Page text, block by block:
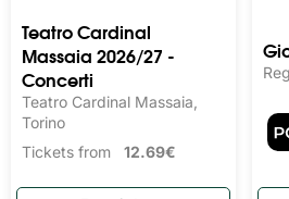
Teatro Cardinal
Massaia 2026/27 -
Concerti
Teatro Cardinal Massaia,
Torino
Tickets from 12.69€